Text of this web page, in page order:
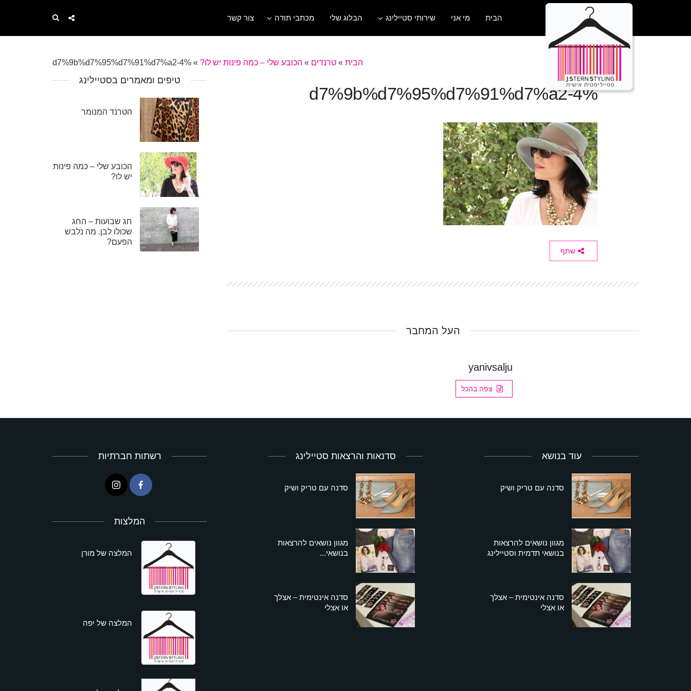
הבית מי אני שירותי סטיילינג הבלוג שלי מכתבי תודה צור קשר
הבית » טרנדים » הכובע שלי – כמה פינות יש לו? »
%d7%9b%d7%95%d7%91%d7%a2-4
טיפים ומאמרים בסטיילינג
הטרנד המנומר
הכובע שלי – כמה פינות
יש לו?
חג שבועות – החג
שכולו לבן. מה נלבש
הפעם?
%d7%9b%d7%95%d7%91%d7%a2-4
שתף
העל המחבר
yanivsalju
צפה בהכל
עוד בנושא
סדנה עם טריק ושיק
מגוון נושאים להרצאות
בנושאי תדמית וסטיילינג
סדנה אינטימית – אצלך
או אצלי
סדנאות והרצאות סטיילינג
סדנה עם טריק ושיק
מגוון נושאים להרצאות
בנושאי...
סדנה אינטימית – אצלך
או אצלי
רשתות חברתיות
המלצות
המלצה של מורן
המלצה של יפה